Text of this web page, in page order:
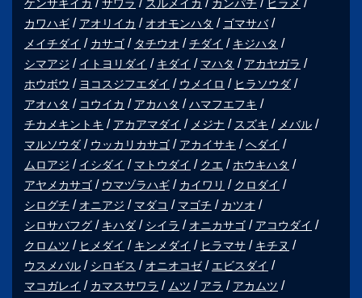
ケンサキイカ サワラ スルメイカ カンパチ
ヒラメ
カワハギ
アオリイカ オオモンハタ
ゴマサバ
メイチダイ
カサゴ タチウオ チダイ
キジハタ
シマアジ
イトヨリダイ キダイ マハタ
アカヤガラ
ホウボウ
ヨコスジフエダイ ウメイロ
ヒラソウダ
アオハタ
コウイカ アカハタ
ハマフエフキ
チカメキントキ
アカアマダイ メジナ スズキ
メバル
マルソウダ
ウッカリカサゴ アカイサキ
ヘダイ
ムロアジ
イシダイ マトウダイ クエ
ホウキハタ
アヤメカサゴ
ウマヅラハギ カイワリ
クロダイ
シログチ
オニアジ マダコ マゴチ
カツオ
シロサバフグ
キハダ シイラ オニカサゴ
アコウダイ
クロムツ
ヒメダイ キンメダイ ヒラマサ
キチヌ
ウスメバル
シロギス オニオコゼ
エビスダイ
マコガレイ
カマスサワラ ムツ アラ
アカムツ